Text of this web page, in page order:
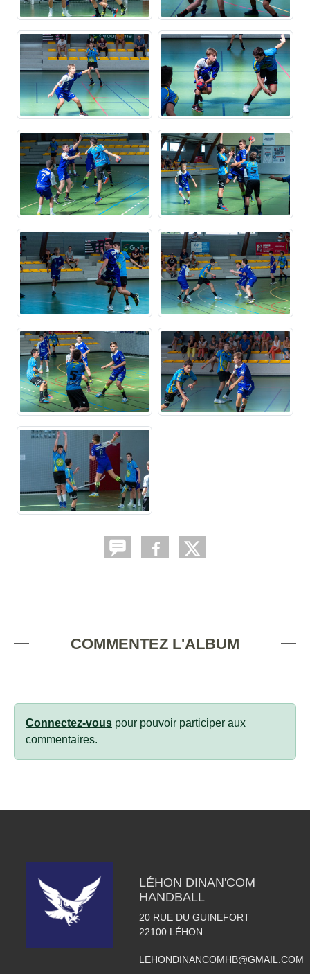
COMMENTEZ L'ALBUM
Connectez-vous pour pouvoir participer aux
commentaires.
LÉHON DINAN'COM
HANDBALL
20 RUE DU GUINEFORT
22100 LÉHON
LEHONDINANCOMHB@GMAIL.COM